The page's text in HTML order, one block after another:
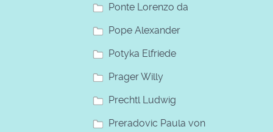
Ponte Lorenzo da
Pope Alexander
Potyka Elfriede
Prager Willy
Prechtl Ludwig
Preradovic Paula von